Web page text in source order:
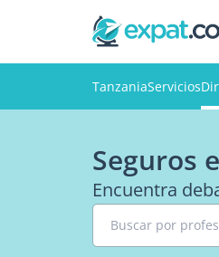
TanzaniaServicios
Seguros
Encuentra
Buscar por